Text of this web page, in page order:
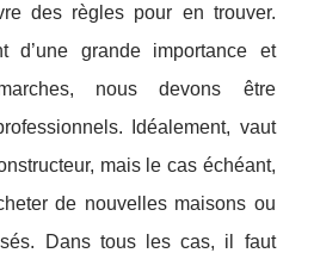
des règles pour en trouver.
d’une grande importance et
nous devons être
Idéalement, vaut
mais le cas échéant,
de nouvelles maisons ou
Dans tous les cas, il faut